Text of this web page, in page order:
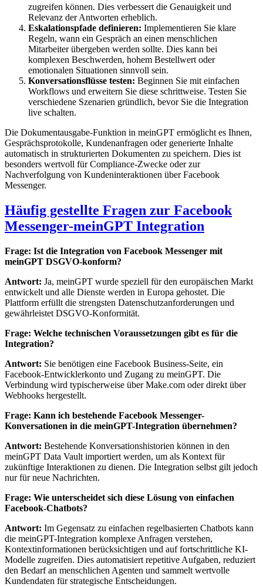
zugreifen können. Dies verbessert die Genauigkeit und
Relevanz der Antworten erheblich.
Eskalationspfade definieren: Implementieren Sie klare
Regeln, wann ein Gespräch an einen menschlichen
Mitarbeiter übergeben werden sollte. Dies kann bei
komplexen Beschwerden, hohem Bestellwert oder
emotionalen Situationen sinnvoll sein.
Konversationsflüsse testen: Beginnen Sie mit einfachen
Workflows und erweitern Sie diese schrittweise. Testen Sie
verschiedene Szenarien gründlich, bevor Sie die Integration
live schalten.
Die Dokumentausgabe-Funktion in meinGPT ermöglicht es Ihnen,
Gesprächsprotokolle, Kundenanfragen oder generierte Inhalte
automatisch in strukturierten Dokumenten zu speichern. Dies ist
besonders wertvoll für Compliance-Zwecke oder zur
Nachverfolgung von Kundeninteraktionen über Facebook
Messenger.
Häufig gestellte Fragen zur Facebook
Messenger-meinGPT Integration
Frage: Ist die Integration von Facebook Messenger mit
meinGPT DSGVO-konform?
Antwort: Ja, meinGPT wurde speziell für den europäischen Markt
entwickelt und alle Dienste werden in Europa gehostet. Die
Plattform erfüllt die strengsten Datenschutzanforderungen und
gewährleistet DSGVO-Konformität.
Frage: Welche technischen Voraussetzungen gibt es für die
Integration?
Antwort: Sie benötigen eine Facebook Business-Seite, ein
Facebook-Entwicklerkonto und Zugang zu meinGPT. Die
Verbindung wird typischerweise über Make.com oder direkt über
Webhooks hergestellt.
Frage: Kann ich bestehende Facebook Messenger-
Konversationen in die meinGPT-Integration übernehmen?
Antwort: Bestehende Konversationshistorien können in den
meinGPT Data Vault importiert werden, um als Kontext für
zukünftige Interaktionen zu dienen. Die Integration selbst gilt jedoch
nur für neue Nachrichten.
Frage: Wie unterscheidet sich diese Lösung von einfachen
Facebook-Chatbots?
Antwort: Im Gegensatz zu einfachen regelbasierten Chatbots kann
die meinGPT-Integration komplexe Anfragen verstehen,
Kontextinformationen berücksichtigen und auf fortschrittliche KI-
Modelle zugreifen. Dies automatisiert repetitive Aufgaben, reduziert
den Bedarf an menschlichen Agenten und sammelt wertvolle
Kundendaten für strategische Entscheidungen.